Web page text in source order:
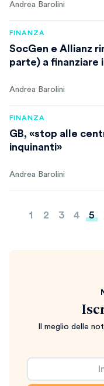
Andrea Barolini
FINANZA
SocGen e Allianz
parte) a finanziare
Andrea Barolini
FINANZA
GB, «stop alle
inquinanti»
Andrea Barolini
Paginazione
1 2 3 4 5
Il meglio delle